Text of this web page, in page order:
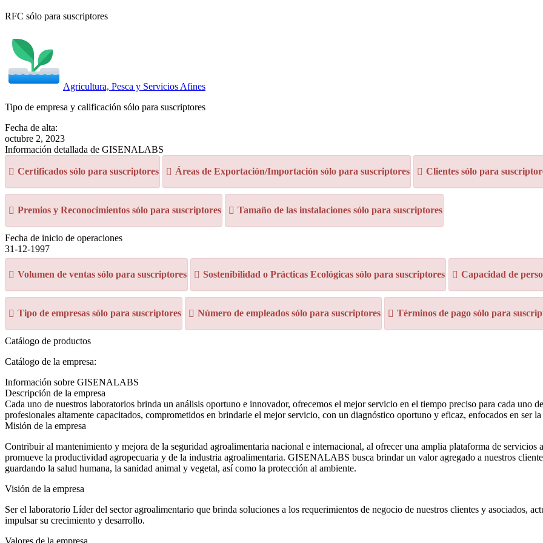
RFC sólo para suscriptores
Agricultura, Pesca y Servicios Afines
Tipo de empresa y calificación sólo para suscriptores
Fecha de alta:
octubre 2, 2023
Información detallada de GISENALABS
Certificados sólo para suscriptores Áreas de Exportación/Importación sólo para suscriptores Clientes sólo para
Premios y Reconocimientos sólo para suscriptores Tamaño de las instalaciones sólo para suscriptores
Fecha de inicio de operaciones
31-12-1997
Volumen de ventas sólo para suscriptores Sostenibilidad o Prácticas Ecológicas sólo para suscriptores Capacidad de
Tipo de empresas sólo para suscriptores Número de empleados sólo para suscriptores Términos de pago sólo para
Catálogo de productos
Catálogo de la empresa:
Información sobre GISENALABS
Descripción de la empresa
Cada uno de nuestros laboratorios brinda un análisis oportuno e innovador, ofrecemos el mejor servicio en el tiempo preciso para cada uno
profesionales altamente capacitados, comprometidos en brindarle el mejor servicio, con un diagnóstico oportuno y eficaz, enfocados en ser
Misión de la empresa
Contribuir al mantenimiento y mejora de la seguridad agroalimentaria nacional e internacional, al ofrecer una amplia plataforma de servicios
promueve la productividad agropecuaria y de la industria agroalimentaria. GISENALABS busca brindar un valor agregado a nuestros
guardando la salud humana, la sanidad animal y vegetal, así como la protección al ambiente.
Visión de la empresa
Ser el laboratorio Líder del sector agroalimentario que brinda soluciones a los requerimientos de negocio de nuestros clientes y asociados,
impulsar su crecimiento y desarrollo.
Valores de la empresa